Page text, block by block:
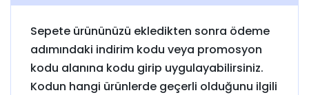
Sepete ürününüzü ekledikten sonra ödeme
adımındaki indirim kodu veya promosyon
kodu alanına kodu girip uygulayabilirsiniz.
Kodun hangi ürünlerde geçerli olduğunu ilgili